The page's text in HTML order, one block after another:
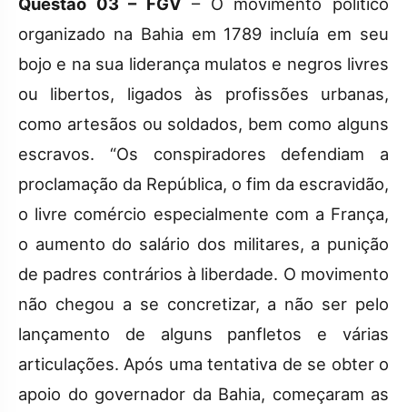
organizado na Bahia em 1789 incluía em seu
bojo e na sua liderança mulatos e negros livres
ou libertos, ligados às profissões urbanas,
como artesãos ou soldados, bem como alguns
escravos. “Os conspiradores defendiam a
proclamação da República, o fim da escravidão,
o livre comércio especialmente com a França,
o aumento do salário dos militares, a punição
de padres contrários à liberdade. O movimento
não chegou a se concretizar, a não ser pelo
lançamento de alguns panfletos e várias
articulações. Após uma tentativa de se obter o
apoio do governador da Bahia, começaram as